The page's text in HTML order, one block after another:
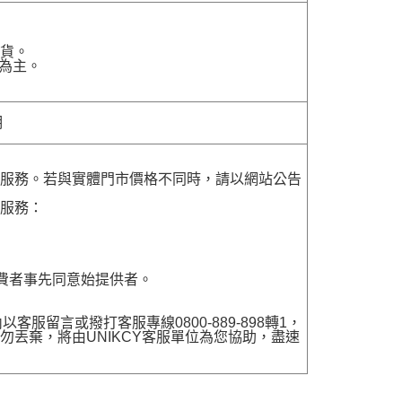
。
主。
務。若與實體門市價格不同時，請以網站公告
務：
事先同意始提供者。
客服留言或撥打客服專線0800-889-898轉1，
丟棄，將由UNIKCY客服單位為您協助，盡速